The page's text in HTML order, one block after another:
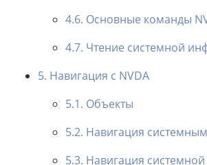
4.6. Основные команды
4.7. Чтение системной
5. Навигация с NVDA
5.1. Объекты
5.2. Навигация
5.3. Навигация системной